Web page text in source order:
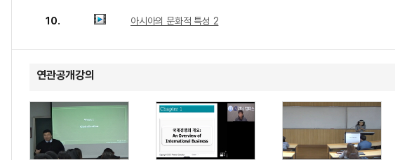
10. 아시아의 문화적 특성 2
연관공개강의